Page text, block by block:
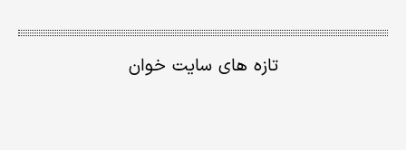
تازه های سایت خوان